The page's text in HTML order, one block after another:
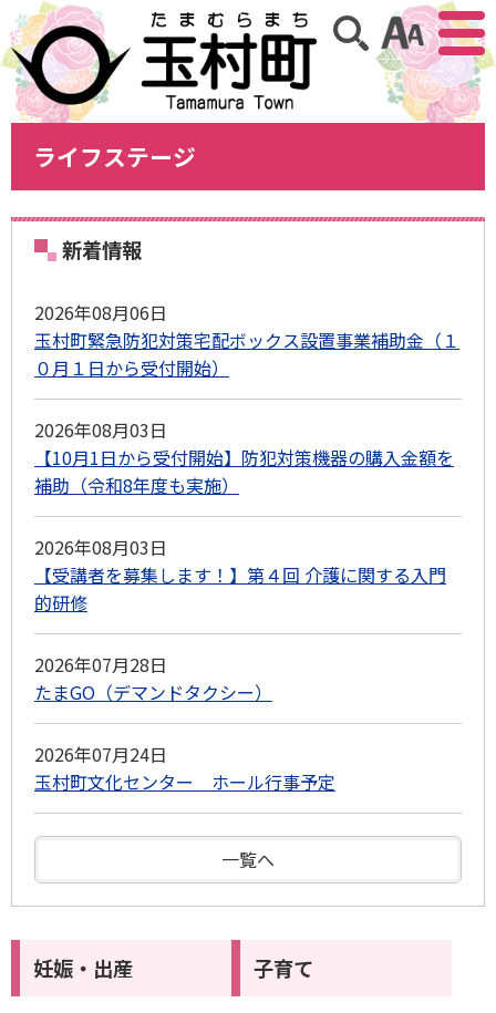
アクセ
サイト内検索
ライフステージ
新着情報
2026年08月06日
玉村町緊急防犯対策宅配ボックス設置事業補助金（１
０月１日から受付開始）
2026年08月03日
【10月1日から受付開始】防犯対策機器の購入金額を
補助（令和8年度も実施）
2026年08月03日
【受講者を募集します！】第４回 介護に関する入門
的研修
2026年07月28日
たまGO（デマンドタクシー）
2026年07月24日
玉村町文化センター ホール行事予定
一覧へ
妊娠・出産 子育て